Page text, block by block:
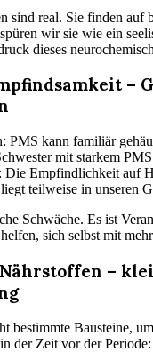
sind real. Sie finden auf
wir sie wie ein
dieses
–
PMS kann familiär
mit starkem
Die Empfindlichkeit auf
teilweise in unseren
Schwäche. Es ist
sich selbst mit
–
bestimmte Bausteine,
der Zeit vor der Periode: